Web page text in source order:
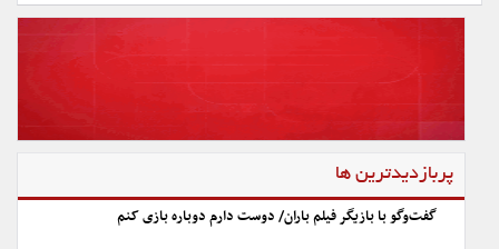
پربازدیدترین ها
گفت‌وگو با بازیگر فیلم باران/ دوست دارم دوباره بازی کنم